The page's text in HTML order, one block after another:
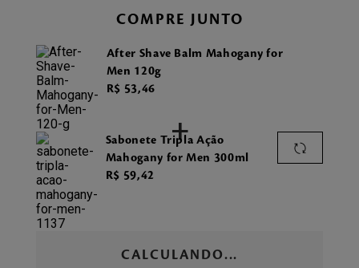
COMPRE JUNTO
After Shave Balm Mahogany for
Men 120g
R$ 53,46
+
Sabonete Tripla Ação
Mahogany for Men 300ml
R$ 59,42
CALCULANDO...